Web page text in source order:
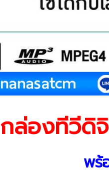
กล่องทีวีดิ
พร้